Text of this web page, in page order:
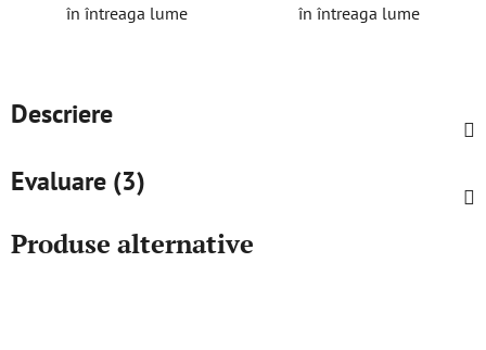
în întreaga lume în întreaga lume
Descriere
Evaluare (3)
Produse alternative